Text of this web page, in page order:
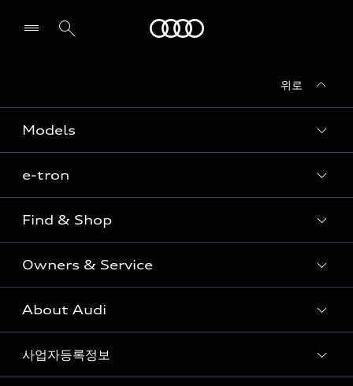
위로
Models
Sedan
SUV
Coupe
S range
e-tron
e-tron
Find & Shop
전시장/AAP 전시장/AS센터
아우디 신차 재고
아우디 모델 비교하기
아우디 공식 인증 중고차
Owners & Service
고객안내
Audi Connect
myAudiworld
About Audi
아우디 브랜드
사업자등록정보